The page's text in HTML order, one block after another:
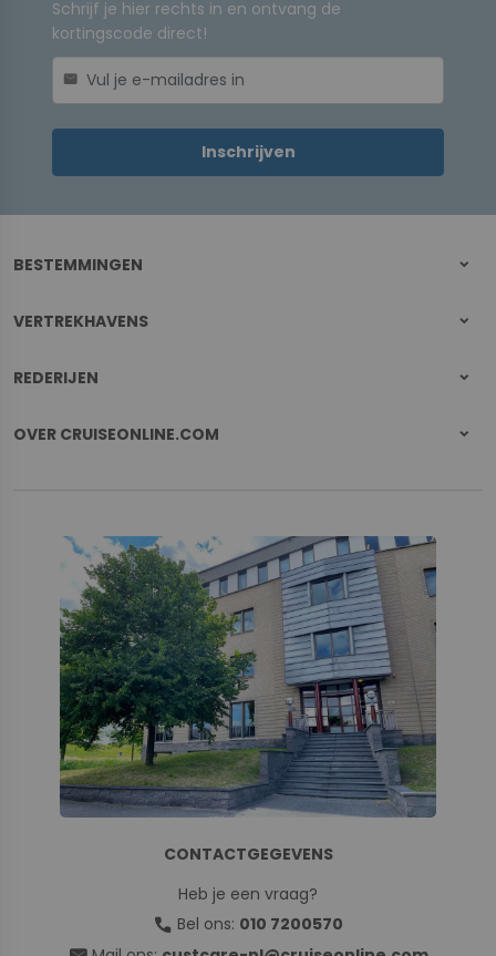
Schrijf je hier rechts in en ontvang de
kortingscode direct!
mail
Inschrijven
BESTEMMINGEN
VERTREKHAVENS
REDERIJEN
OVER CRUISEONLINE.COM
CONTACTGEGEVENS
Heb je een vraag?
call Bel ons: 010 7200570